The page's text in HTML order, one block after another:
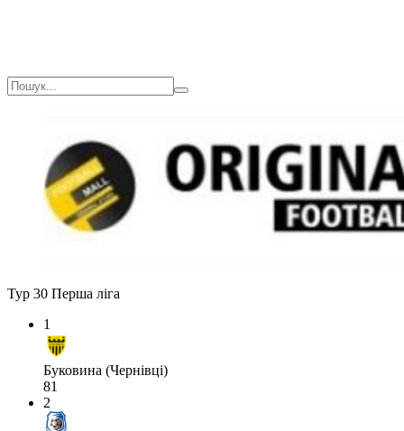
Тур 30 Перша ліга
1
Буковина (Чернівці)
81
2